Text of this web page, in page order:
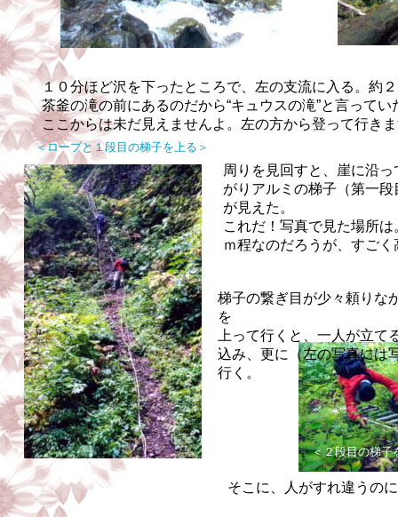
１０分ほど沢を下ったところで、左の支流に入る。約
茶釜の滝の前にあるのだから“キュウスの滝”と言ってい
ここからは未だ見えませんよ。左の方から登って行き
＜ロープと１段目の梯子を上る＞
周りを見回すと、崖に沿
がりアルミの梯子（第一
が見えた。
これだ！写真で見た場所
ｍ程なのだろうが、すご
梯子の繋ぎ目が少々頼りな
を
上って行くと、一人が立
込み、 更に（左の写真には
行く。
＜２段目の梯子
そこに、人がすれ違うの